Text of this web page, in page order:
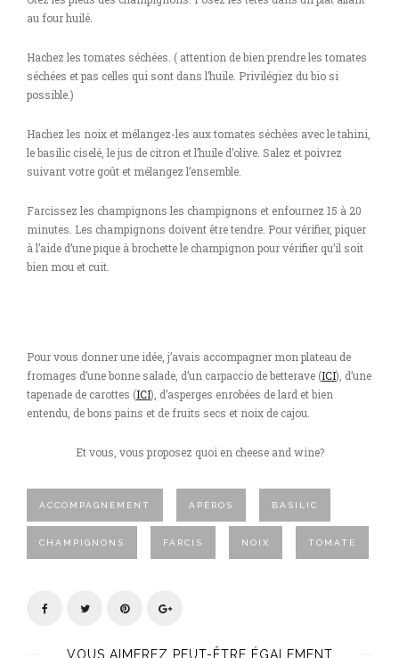
au four huilé.
Hachez les tomates séchées. ( attention de bien prendre les tomates
séchées et pas celles qui sont dans l’huile. Privilégiez du bio si
possible.)
Hachez les noix et mélangez-les aux tomates séchées avec le tahini,
le basilic ciselé, le jus de citron et l’huile d’olive. Salez et poivrez
suivant votre goût et mélangez l’ensemble.
Farcissez les champignons les champignons et enfournez 15 à 20
minutes. Les champignons doivent être tendre. Pour vérifier, piquer
à l’aide d’une pique à brochette le champignon pour vérifier qu’il soit
bien mou et cuit.
Pour vous donner une idée, j’avais accompagner mon plateau de
fromages d’une bonne salade, d’un carpaccio de betterave (ICI), d’une
tapenade de carottes (ICI), d’asperges enrobées de lard et bien
entendu, de bons pains et de fruits secs et noix de cajou.
Et vous, vous proposez quoi en cheese and wine?
ACCOMPAGNEMENT APÉROS BASILIC
CHAMPIGNONS FARCIS NOIX TOMATE
VOUS AIMEREZ PEUT-ÊTRE ÉGALEMENT